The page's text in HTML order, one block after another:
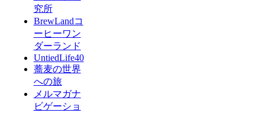
究所
BrewLandコ
ーヒーワン
ダーランド
UntiedLife40
蕎麦の世界
への旅
メルマガナ
ビゲーショ